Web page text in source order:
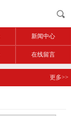
新闻中心
在线留言
更多>>